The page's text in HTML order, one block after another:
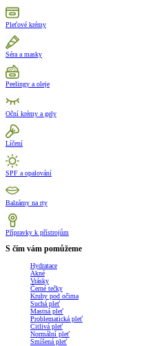
Pleťové krémy
Séra a masky
Peelingy a oleje
Oční krémy a gely
Líčení
SPF a opalování
Balzámy na rty
Přípravky k přístrojům
S čím vám pomůžeme
Hydratace
Akné
Vrásky
Černé tečky
Kruhy pod očima
Suchá pleť
Mastná pleť
Problematická pleť
Citlivá pleť
Normální pleť
Smíšená pleť